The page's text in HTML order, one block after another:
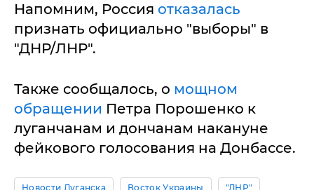
Напомним, Россия отказалась
признать официально "выборы" в
"ДНР/ЛНР".
Также сообщалось, о мощном
обращении Петра Порошенко к
луганчанам и дончанам накануне
фейкового голосования на Донбассе.
Новости Луганска Восток Украины "ЛНР"